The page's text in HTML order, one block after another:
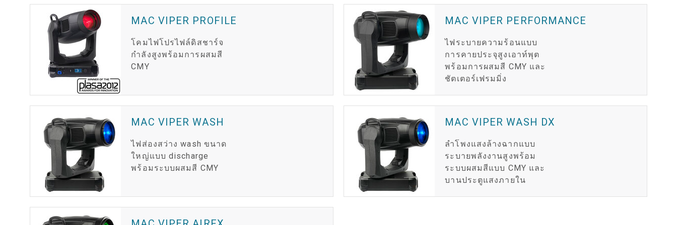
MAC VIPER PROFILE
โคมไฟโปรไฟล์ดิสชาร์จ
กำลังสูงพร้อมการผสมสี
CMY
MAC VIPER PERFORMANCE
ไฟระบายความร้อนแบบ
การคายประจุสูงเอาท์พุต
พร้อมการผสมสี CMY และ
ชัตเตอร์เฟรมมิ่ง
MAC VIPER WASH
ไฟส่องสว่าง wash ขนาด
ใหญ่แบบ discharge
พร้อมระบบผสมสี CMY
MAC VIPER WASH DX
ลำโพงแสงล้างฉากแบบ
ระบายพลังงานสูงพร้อม
ระบบผสมสีแบบ CMY และ
บานประตูแสงภายใน